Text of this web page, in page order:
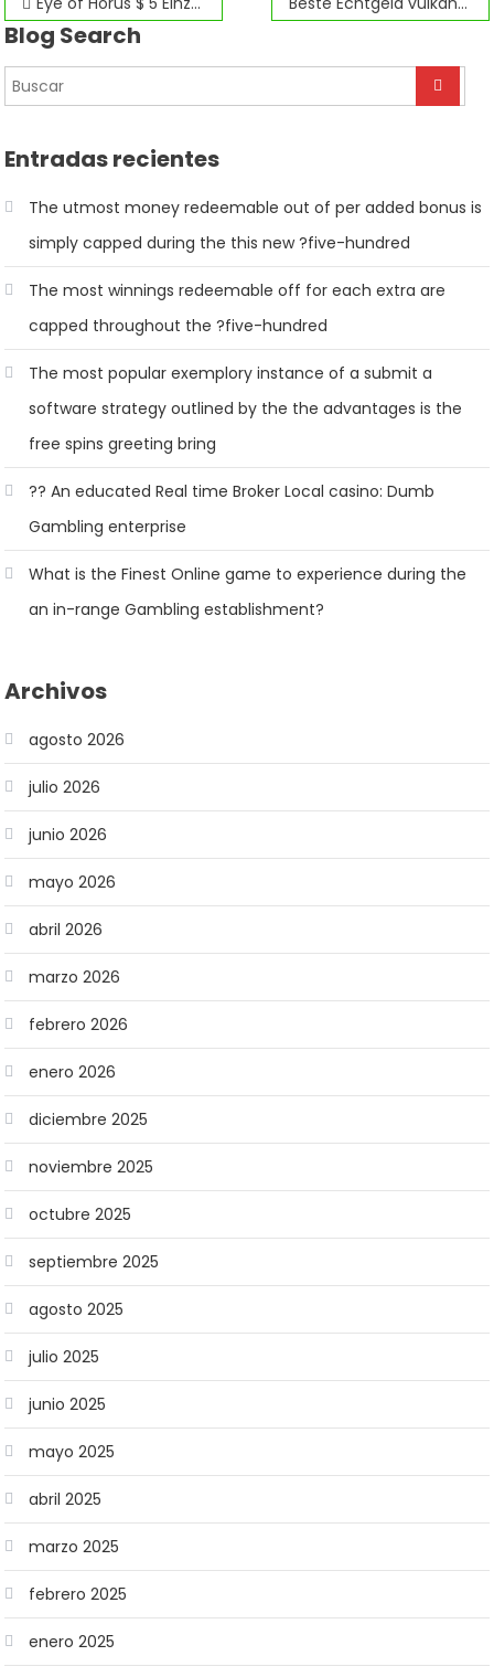
de
entradas
Blog Search
Entradas recientes
The utmost money redeemable out of per added bonus is
simply capped during the this new ?five-hundred
The most winnings redeemable off for each extra are
capped throughout the ?five-hundred
The most popular exemplory instance of a submit a
software strategy outlined by the the advantages is the
free spins greeting bring
?? An educated Real time Broker Local casino: Dumb
Gambling enterprise
What is the Finest Online game to experience during the
an in-range Gambling establishment?
Archivos
agosto 2026
julio 2026
junio 2026
mayo 2026
abril 2026
marzo 2026
febrero 2026
enero 2026
diciembre 2025
noviembre 2025
octubre 2025
septiembre 2025
agosto 2025
julio 2025
junio 2025
mayo 2025
abril 2025
marzo 2025
febrero 2025
enero 2025